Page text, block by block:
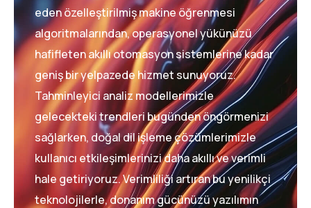
eden özelleştirilmiş makine öğrenmesi
algoritmalarından, operasyonel yükünüzü
hafifleten akıllı otomasyon sistemlerine kadar
geniş bir yelpazede hizmet sunuyoruz.
Tahminleyici analiz modellerimizle
gelecekteki trendleri bugünden öngörmenizi
sağlarken, doğal dil işleme çözümlerimizle
kullanıcı etkileşimlerinizi daha akıllı ve verimli
hale getiriyoruz. Verimliliği artıran bu yenilikçi
teknolojilerle, donanım gücünüzü yazılımın